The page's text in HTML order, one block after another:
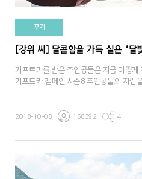
후기
[강위 씨] 달콤함을 가득 실은 ‘달
기프트카를 받은 주인공들은 지금 어떻게
기프트카 캠페인 시즌8 주인공들의 자립
2018-10-08 158392 4